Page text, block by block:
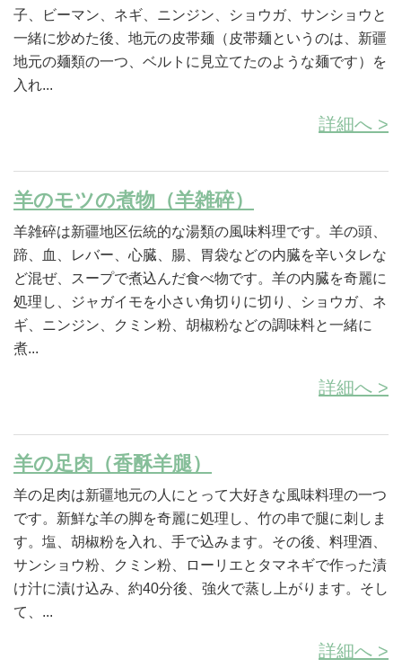
子、ビーマン、ネギ、ニンジン、ショウガ、サンショウと
一緒に炒めた後、地元の皮帯麺（皮帯麺というのは、新疆
地元の麺類の一つ、ベルトに見立てたのような麺です）を
入れ...
詳細へ >
羊のモツの煮物（羊雑碎）
羊雑碎は新疆地区伝統的な湯類の風味料理です。羊の頭、
蹄、血、レバー、心臓、腸、胃袋などの内臓を辛いタレな
ど混ぜ、スープで煮込んだ食べ物です。羊の内臓を奇麗に
処理し、ジャガイモを小さい角切りに切り、ショウガ、ネ
ギ、ニンジン、クミン粉、胡椒粉などの調味料と一緒に
煮...
詳細へ >
羊の足肉（香酥羊腿）
羊の足肉は新疆地元の人にとって大好きな風味料理の一つ
です。新鮮な羊の脚を奇麗に処理し、竹の串で腿に刺しま
す。塩、胡椒粉を入れ、手で込みます。その後、料理酒、
サンショウ粉、クミン粉、ローリエとタマネギで作った漬
け汁に漬け込み、約40分後、強火で蒸し上がります。そし
て、...
詳細へ >